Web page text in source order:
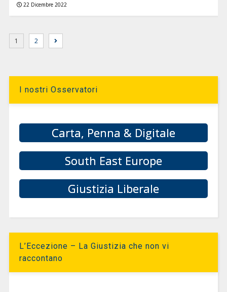
22 Dicembre 2022
1 2
I nostri Osservatori
Carta, Penna & Digitale
South East Europe
Giustizia Liberale
L’Eccezione – La Giustizia che non vi
raccontano